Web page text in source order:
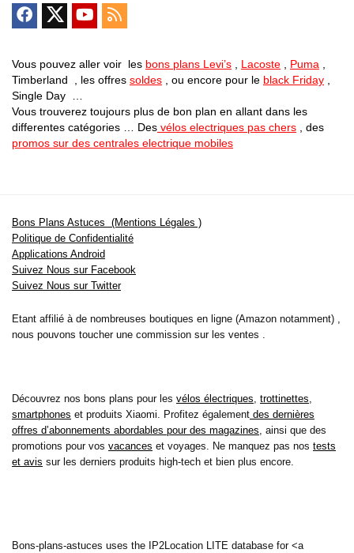
Vous pouvez aller voir les bons plans Levi’s Lacoste Puma
Timberland , les offres soldes , ou encore pour le black Friday
Single Day …
Vous trouverez toujours plus de bon plan en allant dans les
differentes catégories … Des vélos electriques pas chers , des
promos sur des centrales electrique mobiles
Bons Plans Astuces (Mentions Légales )
Politique de Confidentialité
Applications Android
Suivez Nous sur Facebook
Suivez Nous sur Twitter
Etant affilié à de nombreuses boutiques en ligne (Amazon notamment) ,
nous pouvons toucher une commission sur les ventes .
Découvrez nos bons plans pour les vélos électriques trottinettes
smartphones et produits Xiaomi. Profitez également des dernières
offres d’abonnements abordables pour des magazines , ainsi que des
promotions pour vos vacances et voyages. Ne manquez pas nos tests
et avis sur les derniers produits high-tech et bien plus encore.
Bons-plans-astuces uses the IP2Location LITE database for <a